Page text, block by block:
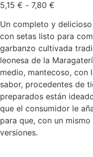
5,15 € - 7,80 €
Un completo y
con setas listo para
garbanzo cultivada
leonesa de la
medio, mantecoso, con
sabor, procedentes de
preparados están
que el consumidor le
para que, con un
versiones.